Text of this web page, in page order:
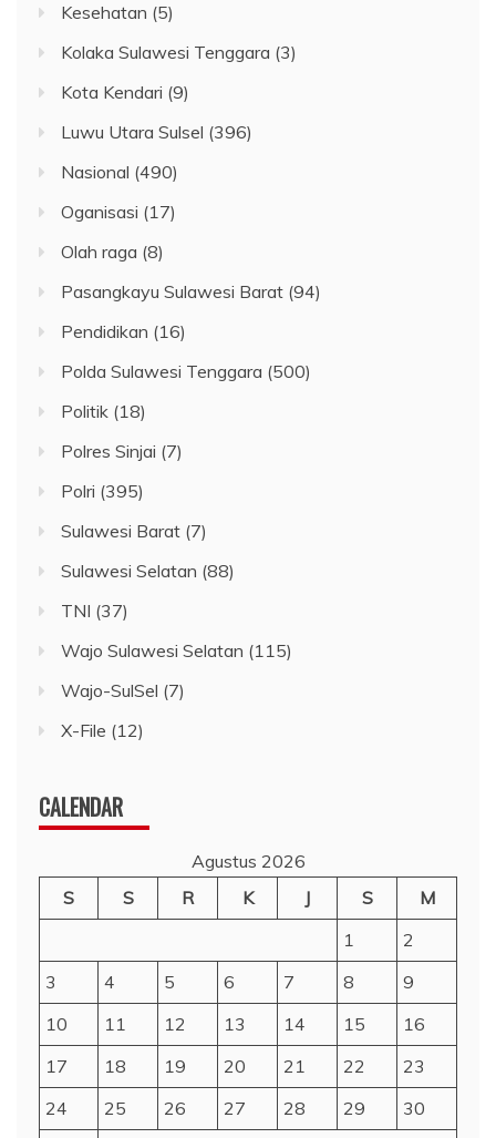
Kesehatan (5)
Kolaka Sulawesi Tenggara (3)
Kota Kendari (9)
Luwu Utara Sulsel (396)
Nasional (490)
Oganisasi (17)
Olah raga (8)
Pasangkayu Sulawesi Barat (94)
Pendidikan (16)
Polda Sulawesi Tenggara (500)
Politik (18)
Polres Sinjai (7)
Polri (395)
Sulawesi Barat (7)
Sulawesi Selatan (88)
TNI (37)
Wajo Sulawesi Selatan (115)
Wajo-SulSel (7)
X-File (12)
CALENDAR
Agustus 2026
S
S R K J S
M
1
2
3
4 5 6 7 8
9
10
11 12 13 14 15
16
17
18 19 20 21 22
23
24
25 26 27 28 29
30